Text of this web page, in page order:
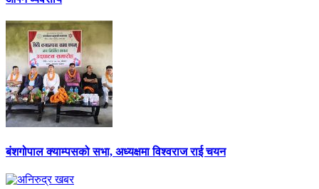
बंशगोपाल क्याम्पसको सभा, अध्यक्षमा विश्वराज राई चयन